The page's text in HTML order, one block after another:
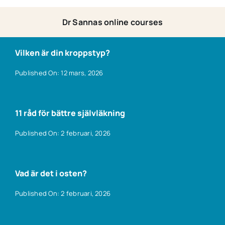
Dr Sannas online courses
Vilken är din kroppstyp?
Published On: 12 mars, 2026
11 råd för bättre självläkning
Published On: 2 februari, 2026
Vad är det i osten?
Published On: 2 februari, 2026